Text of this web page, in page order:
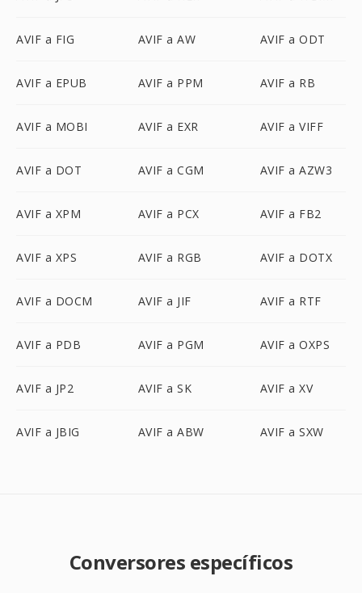
AVIF a FIG AVIF a AW AVIF a ODT
AVIF a EPUB AVIF a PPM AVIF a RB
AVIF a MOBI AVIF a EXR AVIF a VIFF
AVIF a DOT AVIF a CGM AVIF a AZW3
AVIF a XPM AVIF a PCX AVIF a FB2
AVIF a XPS AVIF a RGB AVIF a DOTX
AVIF a DOCM AVIF a JIF AVIF a RTF
AVIF a PDB AVIF a PGM AVIF a OXPS
AVIF a JP2 AVIF a SK AVIF a XV
AVIF a JBIG AVIF a ABW AVIF a SXW
Conversores específicos